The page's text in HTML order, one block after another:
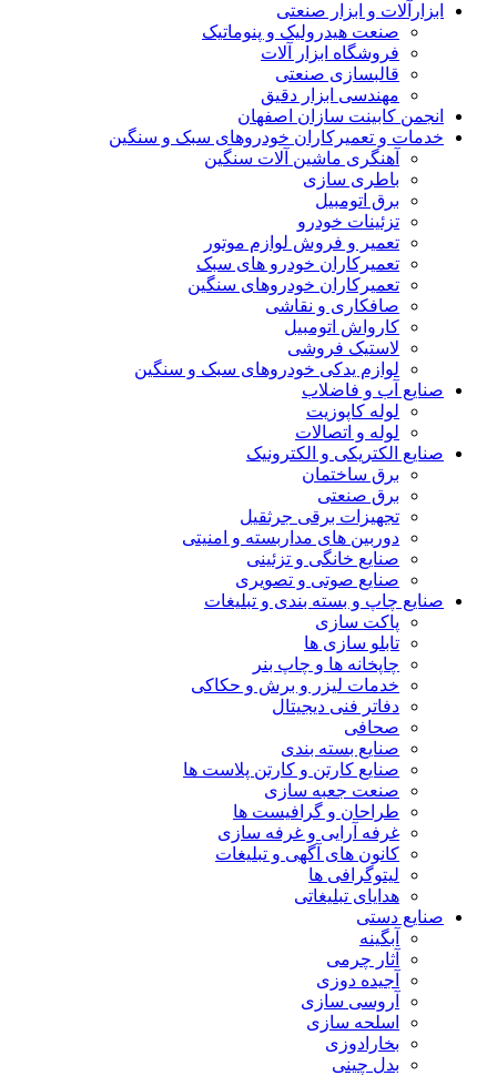
ابزارآلات و ابزار صنعتی
صنعت هیدرولیک و پنوماتیک
فروشگاه ابزار آلات
قالبسازی صنعتی
مهندسی ابزار دقیق
انجمن کابینت سازان اصفهان
خدمات و تعمیرکاران خودروهای سبک و سنگین
آهنگری ماشین آلات سنگین
باطری سازی
برق اتومبیل
تزئینات خودرو
تعمیر و فروش لوازم موتور
تعمیرکاران خودرو های سبک
تعمیرکاران خودروهای سنگین
صافکاری و نقاشی
کارواش اتومبیل
لاستیک فروشی
لوازم یدکی خودروهای سبک و سنگین
صنایع آب و فاضلاب
لوله کاپوزیت
لوله و اتصالات
صنایع الکتریکی و الکترونیک
برق ساختمان
برق صنعتی
تجهیزات برقی جرثقیل
دوربین های مداربسته و امنیتی
صنایع خانگی و تزئینی
صنایع صوتی و تصویری
صنایع چاپ و بسته بندی و تبلیغات
پاکت سازی
تابلو سازی ها
چاپخانه ها و چاپ بنر
خدمات لیزر و برش و حکاکی
دفاتر فنی دیجیتال
صحافی
صنایع بسته بندی
صنایع کارتن و کارتن پلاست ها
صنعت جعبه سازی
طراحان و گرافیست ها
غرفه آرایی و غرفه سازی
کانون های آگهی و تبلیغات
لیتوگرافی ها
هدایای تبلیغاتی
صنایع دستی
آبگینه
آثار چرمی
آجیده دوزی
آروسی سازی
اسلحه سازی
بخارادوزی
بدل چینی